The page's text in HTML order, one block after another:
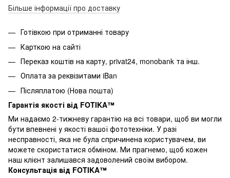
Більше інформації про доставку
Готівкою при отриманні товару
Карткою на сайті
Переказ коштів на карту, privat24, monobank та інш.
Оплата за реквізитами iBan
Післяплатою (Нова пошта)
Гарантія якості від FOTIKA™
Ми надаємо 2-тижневу гарантію на всі товари, щоб ви могли
бути впевнені у якості вашої фототехніки. У разі
несправності, яка не була спричинена користувачем, ви
можете скористатися обміном. Ми прагнемо, щоб кожен
наш клієнт залишався задоволений своїм вибором.
Консультація від FOTIKA™